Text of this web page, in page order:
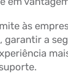
às
garantir a